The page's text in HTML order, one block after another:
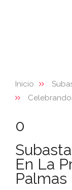
Inicio
0
En La
Palmas